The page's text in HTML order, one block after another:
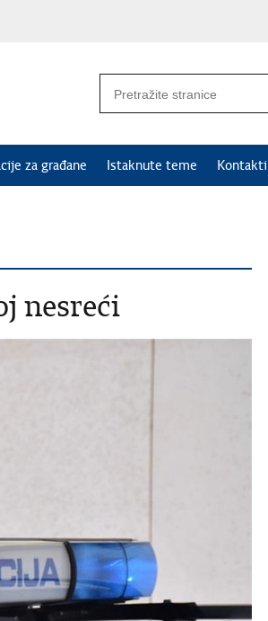
za građane Istaknute teme Kontakti
nesreći